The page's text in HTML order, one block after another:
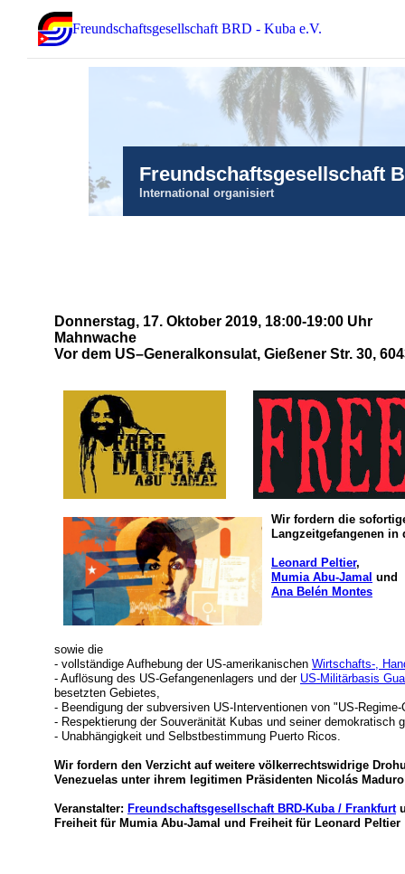
Freundschaftsgesellschaft BRD - Kuba e.V.
Freundschaftsgesellschaft
International organisiert
Donnerstag, 17. Oktober 2019, 18:00-19:00 Uhr
Mahnwache
Vor dem US–Generalkonsulat, Gießener Str. 30,
Wir fordern die
Langzeitgefangenen in
Leonard Peltier,
Mumia Abu-Jamal und
Ana Belén Montes
sowie die
- vollständige Aufhebung der US-amerikanischen Wirtschafts-,
- Auflösung des US-Gefangenenlagers und der US-Militärbasis
besetzten Gebietes,
- Beendigung der subversiven US-Interventionen von "US-
- Respektierung der Souveränität Kubas und seiner demokratisch
- Unabhängigkeit und Selbstbestimmung Puerto Ricos.
Wir fordern den Verzicht auf weitere völkerrechtswidrige
Venezuelas unter ihrem legitimen Präsidenten Nicolás
Veranstalter: Freundschaftsgesellschaft BRD-Kuba / Frankfurt
Freiheit für Mumia Abu-Jamal und Freiheit für Leonard Peltier